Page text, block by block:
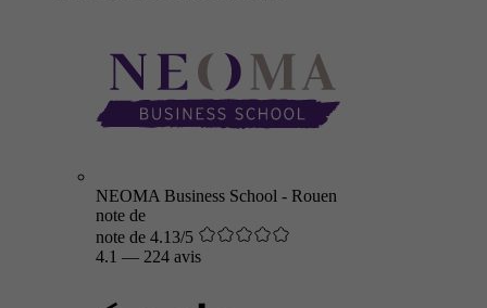
NEOMA Business School - Rouen
note de
note de 4.13/5
4.1 — 224 avis